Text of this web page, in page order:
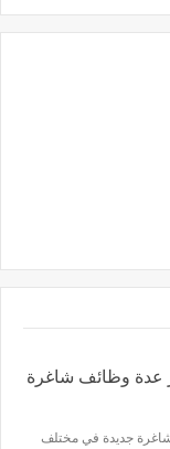
عدة وظائف شاغرة
جديدة في مختلف